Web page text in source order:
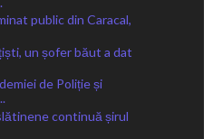
public din Caracal,
un șofer băut a dat
de Poliție și
continuă șirul